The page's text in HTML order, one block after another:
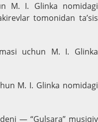
M. I. Glinkа nomidagi
tomonidan ta’sis
uchun M. I. Glinka
M. I. Glinka nomidagi
— “Gulsara” musiqiy